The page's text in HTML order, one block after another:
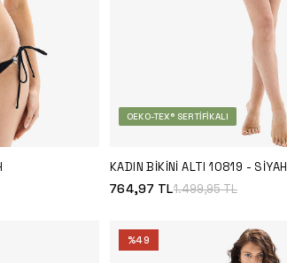
OEKO-TEX® SERTIFIKALI
KADIN BIKINI ALTI 10819 - SIYAH
764,97TL1.499,95TL
%49